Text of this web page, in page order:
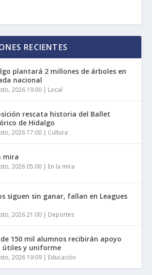
RECIENTES
plantará 2 millones de árboles en
nacional
2026 19:00 | Local
rescata historia del Ballet
de Hidalgo
2026 17:00 | Cultura
mira
2026 05:00 | En la mira
siguen sin ganar, fallan en Leagues
2026 21:00 | Deportes
150 mil alumnos recibirán apoyo
útiles y uniforme
2026 19:09 | Educación